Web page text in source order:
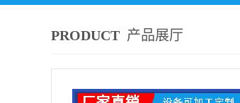
PRODUCT 产品展厅